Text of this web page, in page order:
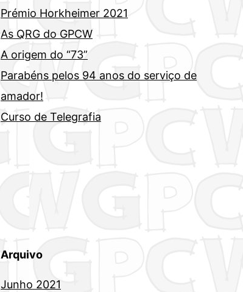
Prémio Horkheimer 2021
As QRG do GPCW
A origem do “73”
Parabéns pelos 94 anos do serviço de
amador!
Curso de Telegrafia
Arquivo
Junho 2021